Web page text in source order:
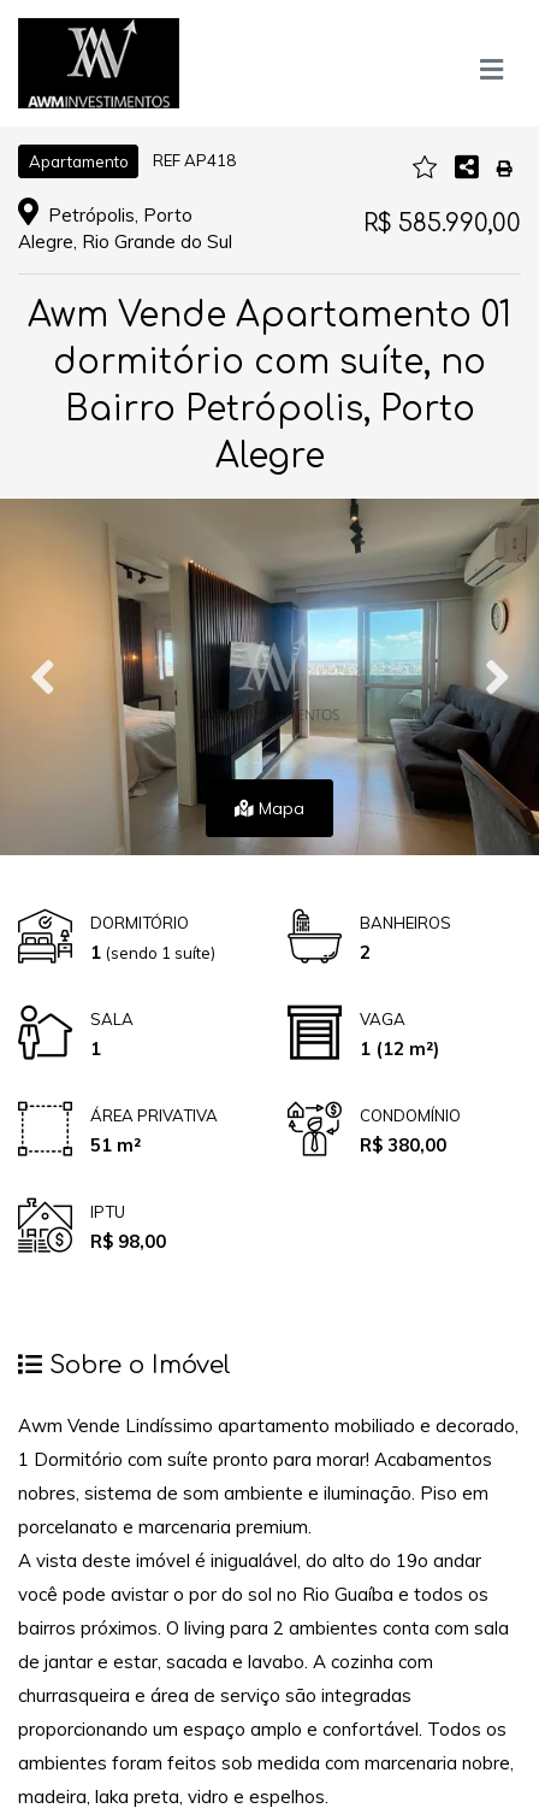
Apartamento REF AP418
Petrópolis, Porto
Alegre, Rio Grande do Sul
R$ 585.990,00
Awm Vende Apartamento 01
dormitório com suíte, no
Bairro Petrópolis, Porto
Alegre
Mapa
DORMITÓRIO
1 (sendo 1 suíte)
BANHEIROS
2
SALA
1
VAGA
1 (12 m²)
ÁREA PRIVATIVA
51 m²
CONDOMÍNIO
R$ 380,00
IPTU
R$ 98,00
Sobre o Imóvel
Awm Vende Lindíssimo apartamento mobiliado e decorado,
1 Dormitório com suíte pronto para morar! Acabamentos
nobres, sistema de som ambiente e iluminação. Piso em
porcelanato e marcenaria premium.
A vista deste imóvel é inigualável, do alto do 19o andar
você pode avistar o por do sol no Rio Guaíba e todos os
bairros próximos. O living para 2 ambientes conta com sala
de jantar e estar, sacada e lavabo. A cozinha com
churrasqueira e área de serviço são integradas
proporcionando um espaço amplo e confortável. Todos os
ambientes foram feitos sob medida com marcenaria nobre,
madeira, laka preta, vidro e espelhos.